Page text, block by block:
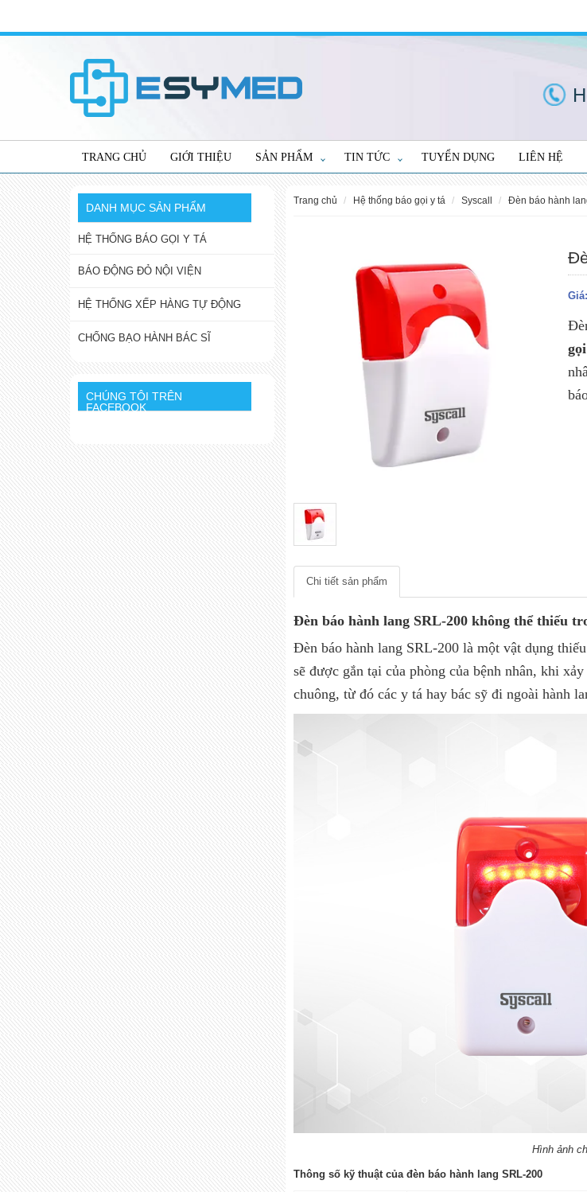
TRANG CHỦ GIỚI THIỆU SẢN PHẨM TIN TỨC TUYỂN DỤNG LIÊN HỆ
DANH MỤC SẢN PHẨM
HỆ THỐNG BÁO GỌI Y TÁ
BÁO ĐỘNG ĐỎ NỘI VIỆN
HỆ THỐNG XẾP HÀNG TỰ ĐỘNG
CHỐNG BẠO HÀNH BÁC SĨ
CHÚNG TÔI TRÊN
FACEBOOK
trang chủ hệ thống báo gọi y tá syscall đèn báo hành
Giá:
Chi tiết sản phẩm
Đèn báo hành lang SRL-200 không thể thiếu
Đèn báo hành lang SRL-200 là một vật dụng
sẽ được gắn tại của phòng của bệnh nhân, khi
chuông, từ đó các y tá hay bác sỹ đi ngoài hành
Hình ảnh
Thông số kỹ thuật của đèn báo hành lang SRL-200